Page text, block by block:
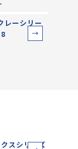
レーシリー
スシリーズ